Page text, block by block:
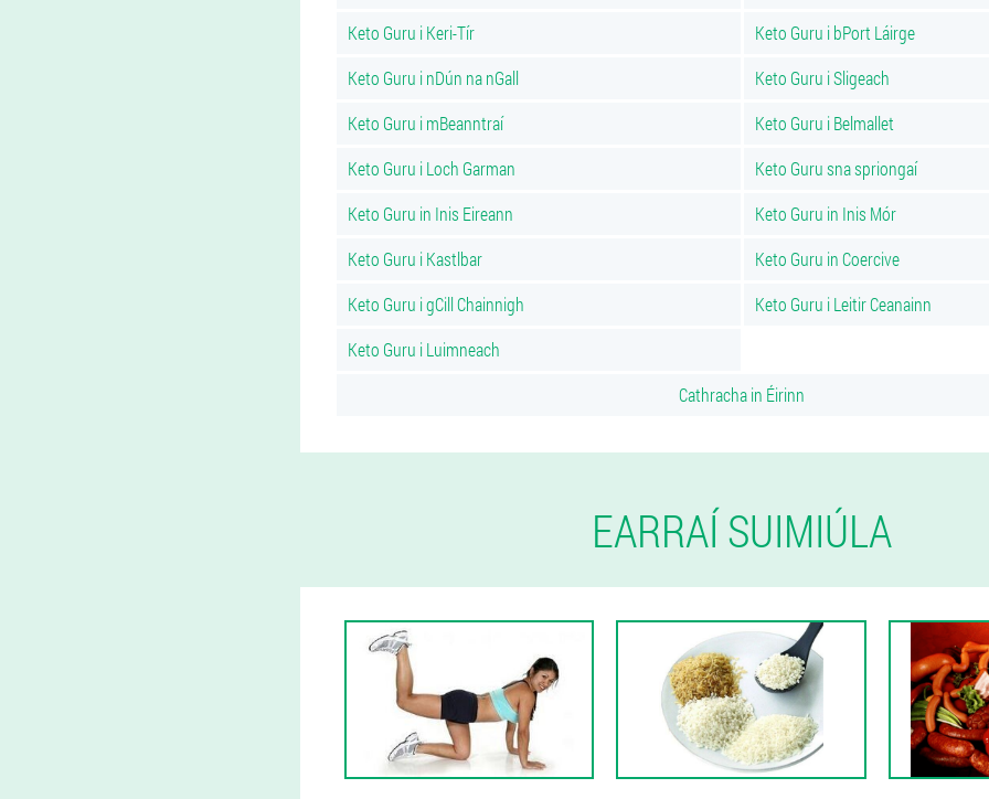
Keto Guru i Keri-Tír
Keto Guru i bPort Láirge
Keto Guru i nDún na nGall
Keto Guru i Sligeach
Keto Guru i mBeanntraí
Keto Guru i Belmallet
Keto Guru i Loch Garman
Keto Guru sna spriongaí
Keto Guru in Inis Eireann
Keto Guru in Inis Mór
Keto Guru i Kastlbar
Keto Guru in Coercive
Keto Guru i gCill Chainnigh
Keto Guru i Leitir Ceanainn
Keto Guru i Luimneach
Cathracha in Éirinn
EARRAÍ SUIMIÚLA